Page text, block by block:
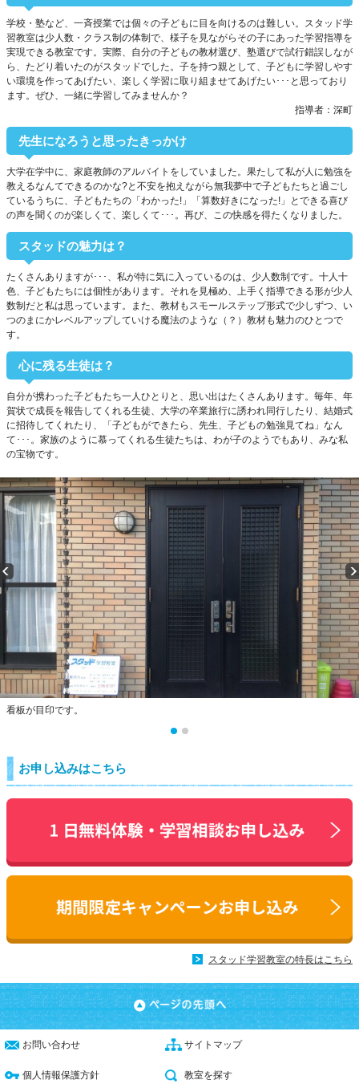
学校・塾など、一斉授業では個々の子どもに目を向けるのは難しい。スタッド学
習教室は少人数・クラス制の体制で、様子を見ながらその子にあった学習指導を
実現できる教室です。実際、自分の子どもの教材選び、塾選びで試行錯誤しなが
ら、たどり着いたのがスタッドでした。子を持つ親として、子どもに学習しやす
い環境を作ってあげたい、楽しく学習に取り組ませてあげたい･･･と思っており
ます。ぜひ、一緒に学習してみませんか？
指導者：深町
先生になろうと思ったきっかけ
大学在学中に、家庭教師のアルバイトをしていました。果たして私が人に勉強を
教えるなんてできるのかな?と不安を抱えながら無我夢中で子どもたちと過ごし
ているうちに、子どもたちの「わかった!」「算数好きになった!」とできる喜び
の声を聞くのが楽しくて、楽しくて･･･。再び、この快感を得たくなりました。
スタッドの魅力は？
たくさんありますが･･･、私が特に気に入っているのは、少人数制です。十人十
色、子どもたちには個性があります。それを見極め、上手く指導できる形が少人
数制だと私は思っています。また、教材もスモールステップ形式で少しずつ、い
つのまにかレベルアップしていける魔法のような（？）教材も魅力のひとつで
す。
心に残る生徒は？
自分が携わった子どもたち一人ひとりと、思い出はたくさんあります。毎年、年
賀状で成長を報告してくれる生徒、大学の卒業旅行に誘われ同行したり、結婚式
に招待してくれたり、「子どもができたら、先生、子どもの勉強見てね」なん
て･･･。家族のように慕ってくれる生徒たちは、わが子のようでもあり、みな私
の宝物です。
看板が目印です。
お申し込みはこちら
スタッド学習教室の特長はこちら
お問い合わせ サイトマップ
個人情報保護方針 教室を探す